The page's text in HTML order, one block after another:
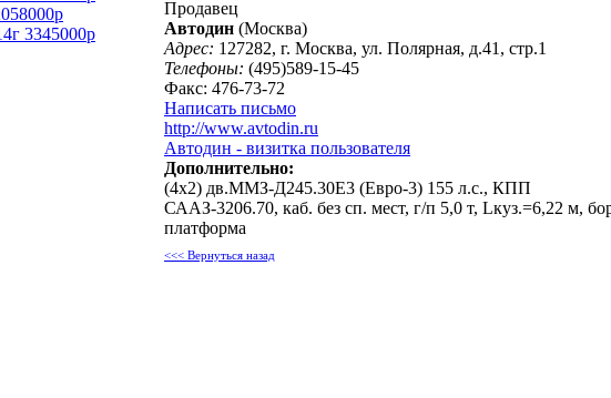
3345000р
Продавец
Автодин (Москва)
Адрес: 127282, г. Москва, ул. Полярная, д.41, стр.1
Телефоны: (495)589-15-45
Факс: 476-73-72
Написать письмо
http://www.avtodin.ru
Автодин - визитка пользователя
Дополнительно:
(4х2) дв.ММЗ-Д245.30E3 (Евро-3) 155 л.с., КПП
СААЗ-3206.70, каб. без сп. мест, г/п 5,0 т, Lкуз.=6,22 м,
платформа
<<< Вернуться назад